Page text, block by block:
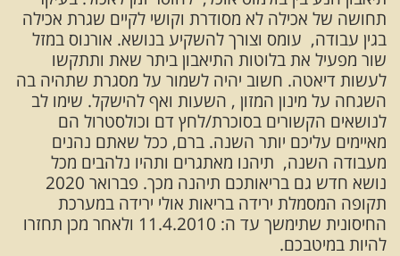
תחושה של אכילה לא מסודרת וקושי לקיים שגרת אכילה
בגין עבודה, עומס וצורך להשקיע בנושא. אורנוס במזל
שור מפעיל את בלוטות התיאבון ביתר שאת ותתקשו
לעשות דיאטה. חשוב יהיה לשמור על מסגרת שתהיה בה
השגחה על מינון המזון , השעות ואף להישקל. שימו לב
לנושאים הקשורים בסוכרת/לחץ דם וכולסטרול הם
מאיימים עליכם יותר השנה. ברם, ככל שאתם נהנים
מעבודה השנה, תיהנו מאתגרים ותהיו נלהבים מכל
נושא חדש גם בריאותכם תיהנה מכך. פברואר 2020
תקופה המסמלת ירידה בריאות אולי ירידה במערכת
החיסונית שתימשך עד ה: 11.4.2010 ולאחר מכן תחזרו
להיות במיטבכם.